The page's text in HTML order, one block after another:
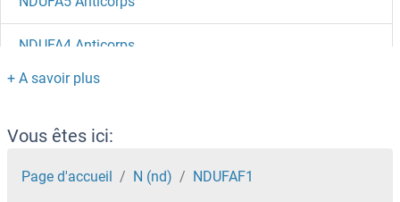
NDUFA4 Anticorps
NDUFA3 Anticorps
NDUFA2 Anticorps
NDUFA13 Anticorps
Vous êtes ici:
Page d'accueil N (nd) NDUFAF1